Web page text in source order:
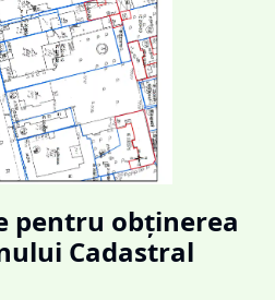
pentru obținerea
Cadastral